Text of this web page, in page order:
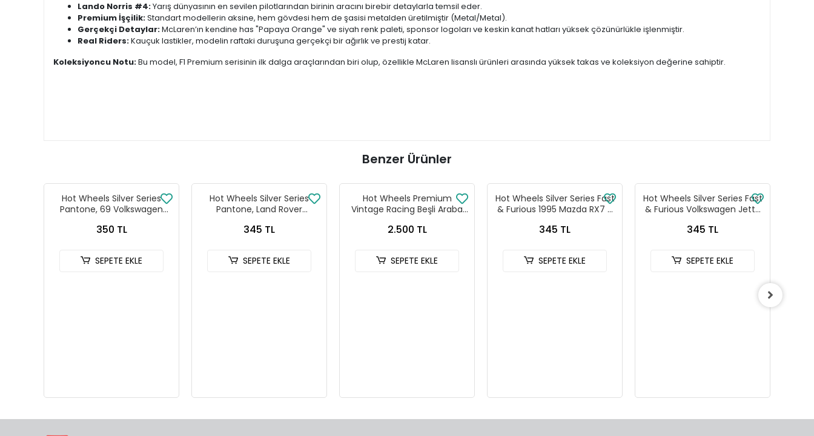
Lando Norris #4:Yarış dünyasının en sevilen pilotlarından birinin aracını birebir detaylarla temsil eder.
Premium İşçilik:Standart modellerin aksine, hem gövdesi hem de şasisi metalden üretilmiştir (Metal/Metal).
Gerçekçi Detaylar:McLaren’ın kendine has "Papaya Orange" ve siyah renk paleti, sponsor logoları ve keskin kanat hatları yüksek çözünürlükle işlenmiştir.
Real Riders:Kauçuk lastikler, modelin raftaki duruşuna gerçekçi bir ağırlık ve prestij katar.
Koleksiyoncu Notu:Bu model, F1 Premium serisinin ilk dalga araçlarından biri olup, özellikle McLaren lisanslı ürünleri arasında yüksek takas ve koleksiyon değerine sahiptir.
Benzer Ürünler
Hot Wheels Silver Series
Pantone, 69 Volkswagen
350 TL
SEPETE EKLE
Hot Wheels Silver Series
Pantone, Land Rover
345 TL
SEPETE EKLE
Hot Wheels Premium
Vintage Racing Beşli Araba
2.500 TL
SEPETE EKLE
Hot Wheels Silver Series Fast
& Furious 1995 Mazda RX7 -
345 TL
SEPETE EKLE
Hot Wheels Silver Series Fast
& Furious Volkswagen Jetta
345 TL
SEPETE EKLE